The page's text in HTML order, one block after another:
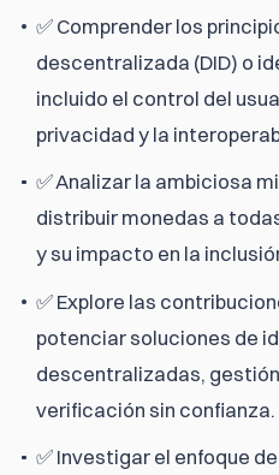
✅ Comprender los
descentralizada (DID) o
incluido el control del
privacidad y la
✅ Analizar la ambiciosa
distribuir monedas a
y su impacto en la
✅ Explore las
potenciar soluciones de
descentralizadas,
verificación sin confianza.
✅ Investigar el enfoque